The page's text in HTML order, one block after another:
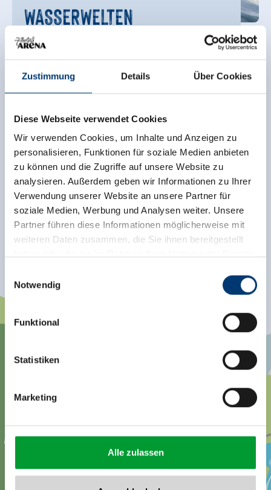
Zustimmung Details Über Cookies
Diese Webseite verwendet Cookies
Wir verwenden Cookies, um Inhalte und Anzeigen zu
personalisieren, Funktionen für soziale Medien anbieten
zu können und die Zugriffe auf unsere Website zu
analysieren. Außerdem geben wir Informationen zu Ihrer
Verwendung unserer Website an unsere Partner für
soziale Medien, Werbung und Analysen weiter. Unsere
Partner führen diese Informationen möglicherweise mit
weiteren Daten zusammen, die Sie ihnen bereitgestellt
Rohr 23// A-6280 Zell am Ziller
www.zillertalarena.com
Notwendig
Funktional
Statistiken
Marketing
Alle zulassen
WASSERWELTEN
KRIMML
Erleben Sie die größten Wasserfälle
Europas mit ihren gewaltigen
Wassermassen und dem imposanten
lautet das Motto der WasserWelten
Krimml.
Mehr erfahren